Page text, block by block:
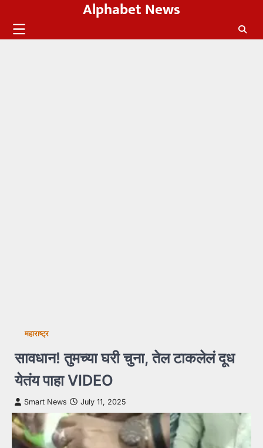
content
Alphabet News
महाराष्ट्र
सावधान! तुमच्या घरी चुना, तेल टाकलेलं दूध
येतंय पाहा VIDEO
Smart News July 11, 2025